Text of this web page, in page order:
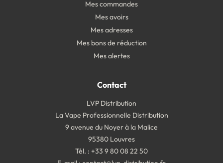
Mes commandes
Mes avoirs
Mes adresses
Mes bons de réduction
Mes alertes
Contact
LVP Distribution
La Vape Professionnelle Distribution
9 avenue du Noyer à la Malice
95380 Louvres
Tél. : +33 9 80 08 22 50